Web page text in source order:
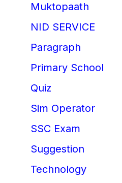
Muktopaath
NID SERVICE
Paragraph
Primary School
Quiz
Sim Operator
SSC Exam
Suggestion
Technology